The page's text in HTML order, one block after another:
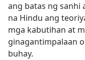
ang batas ng sanhi
na Hindu ang
mga kabutihan at
ginagantimpalaan
buhay.